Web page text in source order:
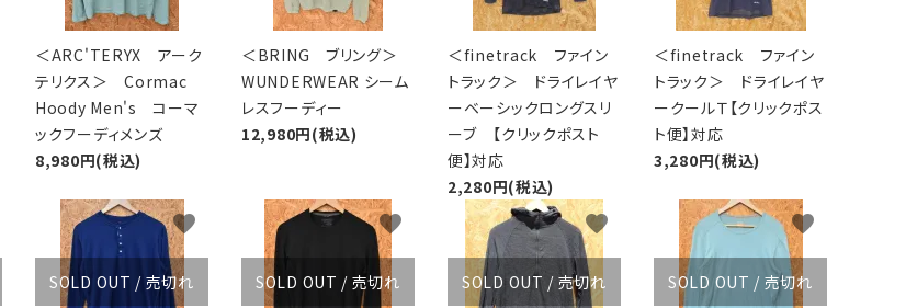
＜ARC'TERYX アーク
テリクス＞ Cormac
Hoody Men's コーマ
ックフーディメンズ
8,980円(税込)
＜BRING ブリング＞
WUNDERWEAR シーム
レスフーディー
12,980円(税込)
＜finetrack ファイン
トラック＞ ドライレイヤ
ーベーシックロングスリ
ーブ 【クリックポスト
便】対応
2,280円(税込)
＜finetrack ファイン
トラック＞ ドライレイヤ
ークールＴ【クリックポス
ト便】対応
3,280円(税込)
SOLD OUT / 売切れ
favorite
SOLD OUT / 売切れ
favorite
SOLD OUT / 売切れ
favorite
SOLD OUT / 売切れ
favorite